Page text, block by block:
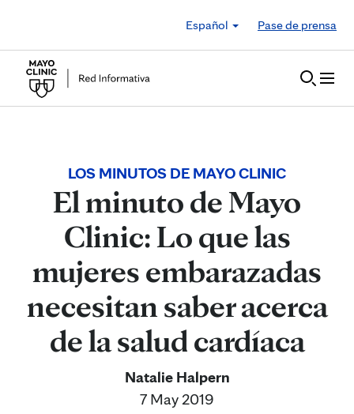
Español
Pase de prensa
LOS MINUTOS DE MAYO CLINIC
El minuto de Mayo
Clinic: Lo que las
mujeres embarazadas
necesitan saber acerca
de la salud cardíaca
Natalie Halpern
7 May 2019